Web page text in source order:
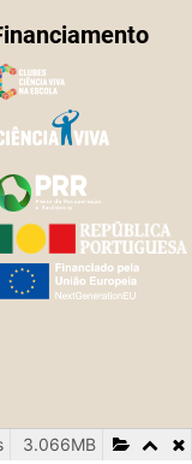
3.066MB